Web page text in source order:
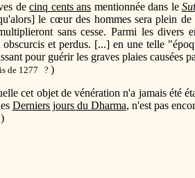
de cinq cents ans mentionnée dans le
le cœur des hommes sera plein
sans cesse. Parmi les divers
obscurcis et perdus. [...] en une telle
pour guérir les graves plaies causées
de 1277 ? )
cet objet de vénération n'a jamais été
Derniers jours du Dharma, n'est pas
)